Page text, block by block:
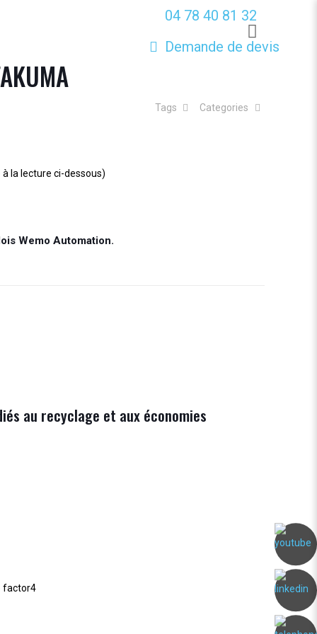
04 78 40 81 32
Demande de devis
Categories
Tags
la lecture ci-dessous)
Wemo Automation.
au recyclage et aux économies
factor4